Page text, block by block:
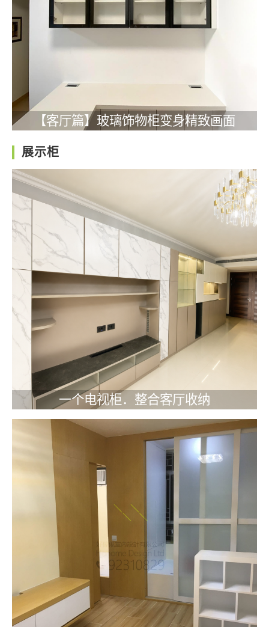
【客厅篇】玻璃饰物柜变身精致画面
展示柜
一个电视柜．整合客厅收纳